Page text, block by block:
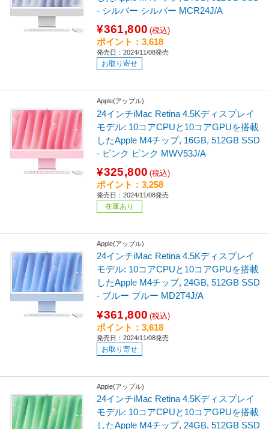
- シルバー シルバー MCR24J/A
¥361,800 (税込)
ポイント：3,618
発売日：2024/11/08発売
お取り寄せ
Apple(アップル)
24インチiMac Retina 4.5Kディスプレイ
モデル: 10コアCPUと10コアGPUを搭載
したApple M4チップ, 16GB, 512GB SSD
- ピンク ピンク MWV53J/A
¥325,800 (税込)
ポイント：3,258
発売日：2024/11/08発売
在庫あり
Apple(アップル)
24インチiMac Retina 4.5Kディスプレイ
モデル: 10コアCPUと10コアGPUを搭載
したApple M4チップ, 24GB, 512GB SSD
- ブルー ブルー MD2T4J/A
¥361,800 (税込)
ポイント：3,618
発売日：2024/11/08発売
お取り寄せ
Apple(アップル)
24インチiMac Retina 4.5Kディスプレイ
モデル: 10コアCPUと10コアGPUを搭載
したApple M4チップ, 24GB, 512GB SSD